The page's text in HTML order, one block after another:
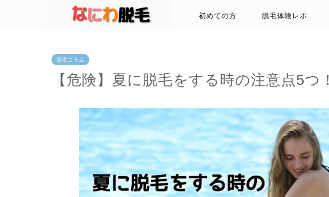
初めての方 脱毛体験レポ
脱毛コラム
【危険】夏に脱毛をする時の注意点5つ！